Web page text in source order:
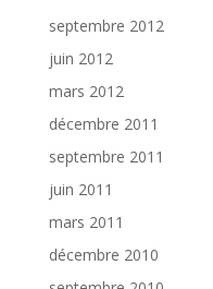
septembre 2012
juin 2012
mars 2012
décembre 2011
septembre 2011
juin 2011
mars 2011
décembre 2010